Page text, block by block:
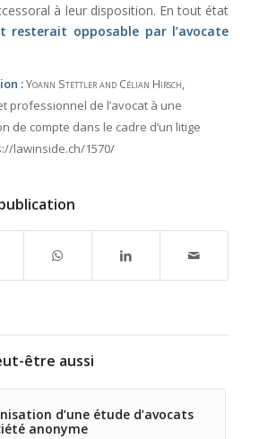
à leur disposition. En tout état
resterait opposable par l’avocate
:Yoann Stettler and Célian Hirsch,
professionnel de l’avocat à une
de compte dans le cadre d’un litige
lawinside.ch/1570/
être aussi
d’une étude d’avocats
anonyme